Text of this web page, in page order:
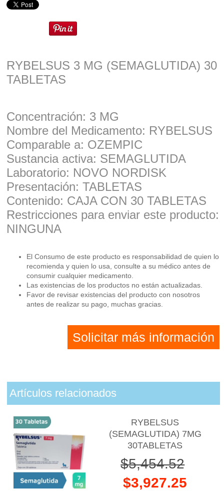
RYBELSUS 3 MG (SEMAGLUTIDA) 30
TABLETAS
Concentración: 3 MG
Nombre del Medicamento: RYBELSUS
Comparable a: OZEMPIC
Sustancia activa: SEMAGLUTIDA
Laboratorio: NOVO NORDISK
Presentación: TABLETAS
Contenido: CAJA CON 30 TABLETAS
Restricciones para enviar este producto:
NINGUNA
El Consumo de este producto es responsabilidad de quien lo
recomienda y quien lo usa, consulte a su médico antes de
consumir cualquier medicamento.
Las existencias de los productos no están actualizadas.
Favor de revisar existencias del producto con nosotros
antes de realizar su pago, muchas gracias.
Solicitar más información
Artículos relacionados
RYBELSUS
(SEMAGLUTIDA) 7MG
30TABLETAS
$5,454.52
$3,927.25